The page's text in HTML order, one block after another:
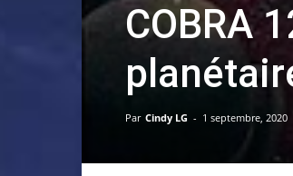
COBRA
Par Cindy LG - 1 septembre, 2020